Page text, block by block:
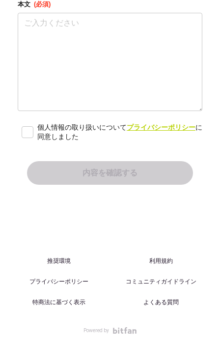
本文 (必須)
個人情報の取り扱いについてプライバシーポリシーに
同意しました
推奨環境 利用規約
プライバシーポリシー コミュニティガイドライン
特商法に基づく表示 よくある質問
Powered by